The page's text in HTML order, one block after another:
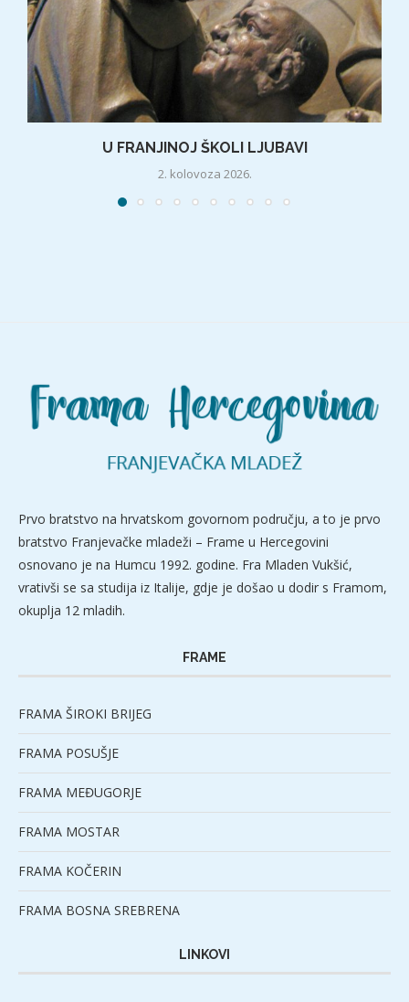
U FRANJINOJ ŠKOLI LJUBAVI
2. kolovoza 2026.
Prvo bratstvo na hrvatskom govornom području, a to je prvo
bratstvo Franjevačke mladeži – Frame u Hercegovini
osnovano je na Humcu 1992. godine. Fra Mladen Vukšić,
vrativši se sa studija iz Italije, gdje je došao u dodir s Framom,
okuplja 12 mladih.
FRAME
FRAMA ŠIROKI BRIJEG
FRAMA POSUŠJE
FRAMA MEĐUGORJE
FRAMA MOSTAR
FRAMA KOČERIN
FRAMA BOSNA SREBRENA
LINKOVI